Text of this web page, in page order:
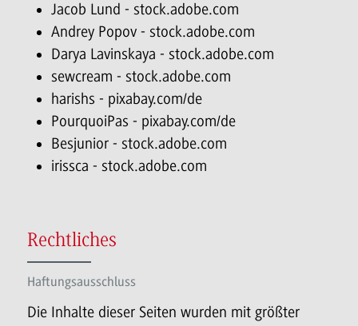
Jacob Lund - stock.adobe.com
Andrey Popov - stock.adobe.com
Darya Lavinskaya - stock.adobe.com
sewcream - stock.adobe.com
harishs - pixabay.com/de
PourquoiPas - pixabay.com/de
Besjunior - stock.adobe.com
irissca - stock.adobe.com
Rechtliches
Haftungsausschluss
Die Inhalte dieser Seiten wurden mit größter